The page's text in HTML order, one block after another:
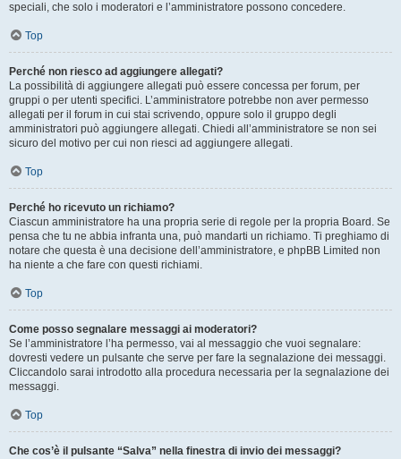
speciali, che solo i moderatori e l’amministratore possono concedere.
Top
Perché non riesco ad aggiungere allegati?
La possibilità di aggiungere allegati può essere concessa per forum, per
gruppi o per utenti specifici. L’amministratore potrebbe non aver permesso
allegati per il forum in cui stai scrivendo, oppure solo il gruppo degli
amministratori può aggiungere allegati. Chiedi all’amministratore se non sei
sicuro del motivo per cui non riesci ad aggiungere allegati.
Top
Perché ho ricevuto un richiamo?
Ciascun amministratore ha una propria serie di regole per la propria Board. Se
pensa che tu ne abbia infranta una, può mandarti un richiamo. Ti preghiamo di
notare che questa è una decisione dell’amministratore, e phpBB Limited non
ha niente a che fare con questi richiami.
Top
Come posso segnalare messaggi ai moderatori?
Se l’amministratore l’ha permesso, vai al messaggio che vuoi segnalare:
dovresti vedere un pulsante che serve per fare la segnalazione dei messaggi.
Cliccandolo sarai introdotto alla procedura necessaria per la segnalazione dei
messaggi.
Top
Che cos’è il pulsante “Salva” nella finestra di invio dei messaggi?